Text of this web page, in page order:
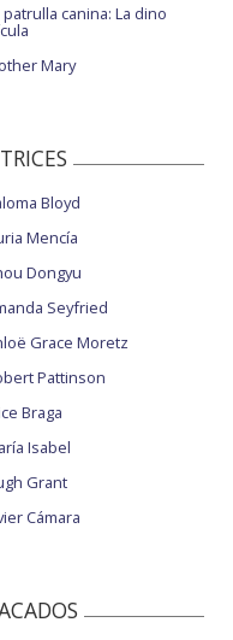
patrulla canina: La dino
Mary
Bloyd
Mencía
Dongyu
Seyfried
Grace Moretz
Pattinson
Braga
Isabel
Grant
Cámara